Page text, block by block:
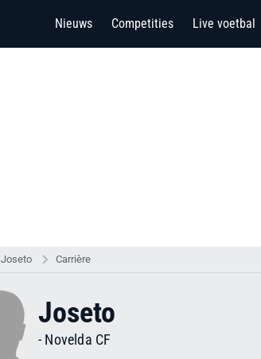
Nieuws Competities Live voetbal
Joseto Carrière
Joseto
- Novelda CF